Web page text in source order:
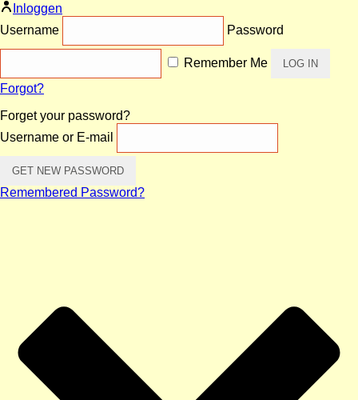
Inloggen
Username
Password
Remember Me
Forgot?
Forget your password?
Username or E-mail
Remembered Password?